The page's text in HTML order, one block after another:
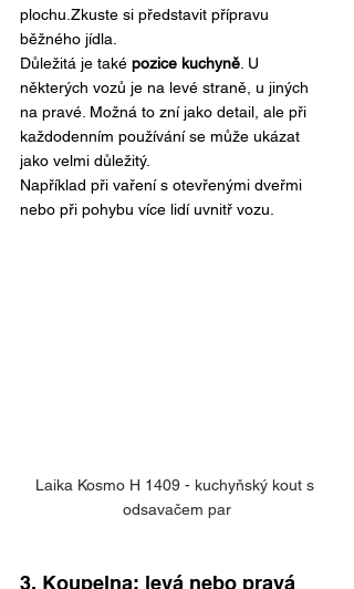
plochu.Zkuste si představit přípravu
běžného jídla.
Důležitá je také pozice kuchyně . U
některých vozů je na levé straně, u jiných
na pravé. Možná to zní jako detail, ale při
každodenním používání se může ukázat
jako velmi důležitý.
Například při vaření s otevřenými dveřmi
nebo při pohybu více lidí uvnitř vozu.
Laika Kosmo H 1409 - kuchyňský kout s
odsavačem par
3. Koupelna: levá nebo pravá